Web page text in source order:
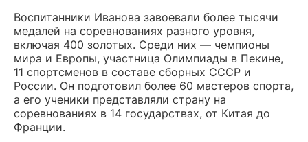
Воспитанники Иванова завоевали более тысячи
медалей на соревнованиях разного уровня,
включая 400 золотых. Среди них — чемпионы
мира и Европы, участница Олимпиады в Пекине,
11 спортсменов в составе сборных СССР и
России. Он подготовил более 60 мастеров спорта,
а его ученики представляли страну на
соревнованиях в 14 государствах, от Китая до
Франции.